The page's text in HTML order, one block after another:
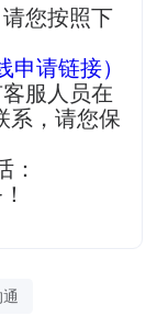
您按照下
申请链接）
服人员在
系，请您保
：